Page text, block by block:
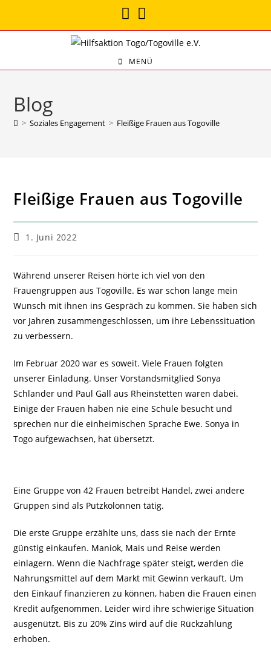
MENÜ
Blog
> Soziales Engagement > Fleißige Frauen aus Togoville
Fleißige Frauen aus Togoville
Beitrag
1. Juni 2022
Während unserer Reisen hörte ich viel von den
Frauengruppen aus Togoville. Es war schon lange mein
Wunsch mit ihnen ins Gespräch zu kommen. Sie haben sich
vor Jahren zusammengeschlossen, um ihre Lebenssituation
zu verbessern.
Im Februar 2020 war es soweit. Viele Frauen folgten
unserer Einladung. Unser Vorstandsmitglied Sonya
Schlander und Paul Gall aus Rheinstetten waren dabei.
Einige der Frauen haben nie eine Schule besucht und
sprechen nur die einheimischen Sprache Ewe. Sonya in
Togo aufgewachsen, hat übersetzt.
Eine Gruppe von 42 Frauen betreibt Handel, zwei andere
Gruppen sind als Putzkolonnen tätig.
Die erste Gruppe erzählte uns, dass sie nach der Ernte
günstig einkaufen. Maniok, Mais und Reise werden
einlagern. Wenn die Nachfrage später steigt, werden die
Nahrungsmittel auf dem Markt mit Gewinn verkauft. Um
den Einkauf finanzieren zu können, haben die Frauen einen
Kredit aufgenommen. Leider wird ihre schwierige Situation
ausgenützt. Bis zu 20% Zins wird auf die Rückzahlung
erhoben.